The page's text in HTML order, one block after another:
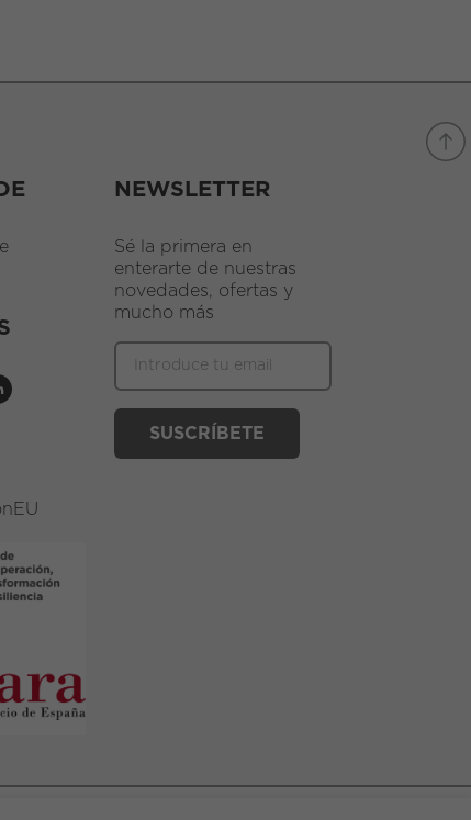
NEWSLETTER
Sé la primera en
enterarte de nuestras
novedades, ofertas y
mucho más